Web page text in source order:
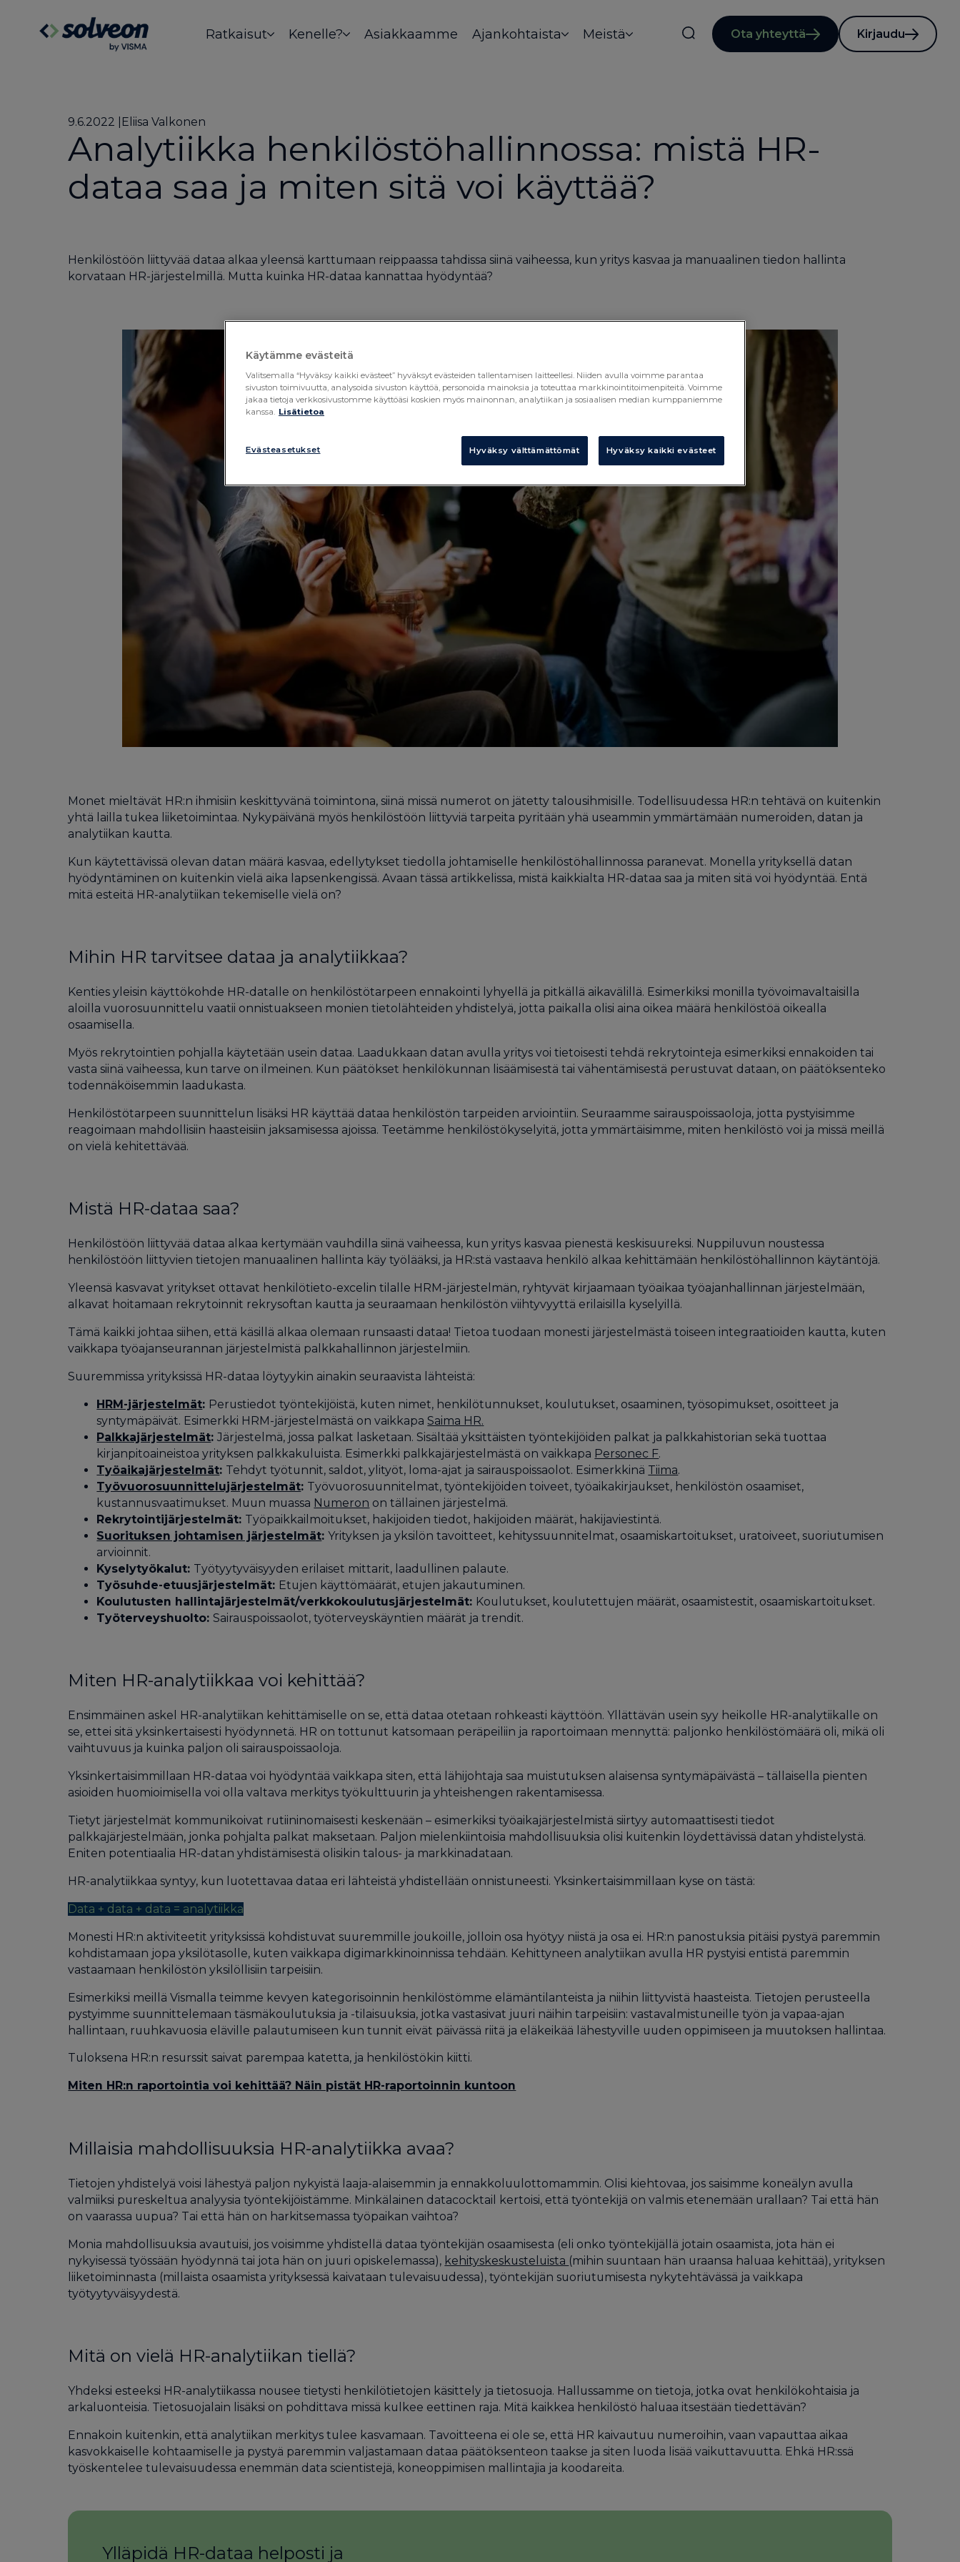
Ratkaisut Kenelle? Asiakkaamme Ajankohtaista Meistä Ota yhteyttä Kirjaudu
9.6.2022 Eliisa Valkonen
Analytiikka henkilöstöhallinnossa: mistä HR-
dataa saa ja miten sitä voi käyttää?
Henkilöstöön liittyvää dataa alkaa yleensä karttumaan reippaassa tahdissa siinä vaiheessa, kun yritys kasvaa ja manuaalinen tiedon hallinta
korvataan HR-järjestelmillä. Mutta kuinka HR-dataa kannattaa hyödyntää?
Monet mieltävät HR:n ihmisiin keskittyvänä toimintona, siinä missä numerot on jätetty talousihmisille. Todellisuudessa HR:n tehtävä on kuitenkin
yhtä lailla tukea liiketoimintaa. Nykypäivänä myös henkilöstöön liittyviä tarpeita pyritään yhä useammin ymmärtämään numeroiden, datan ja
analytiikan kautta.
Kun käytettävissä olevan datan määrä kasvaa, edellytykset tiedolla johtamiselle henkilöstöhallinnossa paranevat. Monella yrityksellä datan
hyödyntäminen on kuitenkin vielä aika lapsenkengissä. Avaan tässä artikkelissa, mistä kaikkialta HR-dataa saa ja miten sitä voi hyödyntää. Entä
mitä esteitä HR-analytiikan tekemiselle vielä on?
Mihin HR tarvitsee dataa ja analytiikkaa?
Kenties yleisin käyttökohde HR-datalle on henkilöstötarpeen ennakointi lyhyellä ja pitkällä aikavälillä. Esimerkiksi monilla työvoimavaltaisilla
aloilla vuorosuunnittelu vaatii onnistuakseen monien tietolähteiden yhdistelyä, jotta paikalla olisi aina oikea määrä henkilöstöä oikealla
osaamisella.
Myös rekrytointien pohjalla käytetään usein dataa. Laadukkaan datan avulla yritys voi tietoisesti tehdä rekrytointeja esimerkiksi ennakoiden tai
vasta siinä vaiheessa, kun tarve on ilmeinen. Kun päätökset henkilökunnan lisäämisestä tai vähentämisestä perustuvat dataan, on päätöksenteko
todennäköisemmin laadukasta.
Henkilöstötarpeen suunnittelun lisäksi HR käyttää dataa henkilöstön tarpeiden arviointiin. Seuraamme sairauspoissaoloja, jotta pystyisimme
reagoimaan mahdollisiin haasteisiin jaksamisessa ajoissa. Teetämme henkilöstökyselyitä, jotta ymmärtäisimme, miten henkilöstö voi ja missä meillä
on vielä kehitettävää.
Mistä HR-dataa saa?
Henkilöstöön liittyvää dataa alkaa kertymään vauhdilla siinä vaiheessa, kun yritys kasvaa pienestä keskisuureksi. Nuppiluvun noustessa
henkilöstöön liittyvien tietojen manuaalinen hallinta käy työlääksi, ja HR:stä vastaava henkilö alkaa kehittämään henkilöstöhallinnon käytäntöjä.
Yleensä kasvavat yritykset ottavat henkilötieto-excelin tilalle HRM-järjestelmän, ryhtyvät kirjaamaan työaikaa työajanhallinnan järjestelmään,
alkavat hoitamaan rekrytoinnit rekrysoftan kautta ja seuraamaan henkilöstön viihtyvyyttä erilaisilla kyselyillä.
Tämä kaikki johtaa siihen, että käsillä alkaa olemaan runsaasti dataa! Tietoa tuodaan monesti järjestelmästä toiseen integraatioiden kautta, kuten
vaikkapa työajanseurannan järjestelmistä palkkahallinnon järjestelmiin.
Suuremmissa yrityksissä HR-dataa löytyykin ainakin seuraavista lähteistä:
HRM-järjestelmät: Perustiedot työntekijöistä, kuten nimet, henkilötunnukset, koulutukset, osaaminen, työsopimukset, osoitteet ja
syntymäpäivät. Esimerkki HRM-järjestelmästä on vaikkapaSaima HR.
Palkkajärjestelmät:Järjestelmä, jossa palkat lasketaan. Sisältää yksittäisten työntekijöiden palkat ja palkkahistorian sekä tuottaa
kirjanpitoaineistoa yrityksen palkkakuluista. Esimerkki palkkajärjestelmästä on vaikkapa Personec F.
Työaikajärjestelmät: Tehdyt työtunnit, saldot, ylityöt, loma-ajat ja sairauspoissaolot. Esimerkkinä Tiima.
Työvuorosuunnittelujärjestelmät: Työvuorosuunnitelmat, työntekijöiden toiveet, työaikakirjaukset, henkilöstön osaamiset,
kustannusvaatimukset. Muun muassa Numeron on tällainen järjestelmä.
Rekrytointijärjestelmät: Työpaikkailmoitukset, hakijoiden tiedot, hakijoiden määrät, hakijaviestintä.
Suorituksen johtamisen järjestelmät:Yrityksen ja yksilön tavoitteet, kehityssuunnitelmat, osaamiskartoitukset, uratoiveet, suoriutumisen
arvioinnit.
Kyselytyökalut: Työtyytyväisyyden erilaiset mittarit, laadullinen palaute.
Työsuhde-etuusjärjestelmät: Etujen käyttömäärät, etujen jakautuminen.
Koulutusten hallintajärjestelmät/verkkokoulutusjärjestelmät: Koulutukset, koulutettujen määrät, osaamistestit, osaamiskartoitukset.
Työterveyshuolto:Sairauspoissaolot, työterveyskäyntien määrät ja trendit.
Miten HR-analytiikkaa voi kehittää?
Ensimmäinen askel HR-analytiikan kehittämiselle on se, että dataa otetaan rohkeasti käyttöön. Yllättävän usein syy heikolle HR-analytiikalle on
se, ettei sitä yksinkertaisesti hyödynnetä. HR on tottunut katsomaan peräpeiliin ja raportoimaan mennyttä: paljonko henkilöstömäärä oli, mikä oli
vaihtuvuus ja kuinka paljon oli sairauspoissaoloja.
Yksinkertaisimmillaan HR-dataa voi hyödyntää vaikkapa siten, että lähijohtaja saa muistutuksen alaisensa syntymäpäivästä – tällaisella pienten
asioiden huomioimisella voi olla valtava merkitys työkulttuurin ja yhteishengen rakentamisessa.
Tietyt järjestelmät kommunikoivat rutiininomaisesti keskenään – esimerkiksi työaikajärjestelmistä siirtyy automaattisesti tiedot
palkkajärjestelmään, jonka pohjalta palkat maksetaan. Paljon mielenkiintoisia mahdollisuuksia olisi kuitenkin löydettävissä datan yhdistelystä.
Eniten potentiaalia HR-datan yhdistämisestä olisikin talous- ja markkinadataan.
HR-analytiikkaa syntyy, kun luotettavaa dataa eri lähteistä yhdistellään onnistuneesti. Yksinkertaisimmillaan kyse on tästä:
Data + data + data = analytiikka
Monesti HR:n aktiviteetit yrityksissä kohdistuvat suuremmille joukoille, jolloin osa hyötyy niistä ja osa ei. HR:n panostuksia pitäisi pystyä paremmin
kohdistamaan jopa yksilötasolle, kuten vaikkapa digimarkkinoinnissa tehdään. Kehittyneen analytiikan avulla HR pystyisi entistä paremmin
vastaamaan henkilöstön yksilöllisiin tarpeisiin.
Esimerkiksi meillä Vismalla teimme kevyen kategorisoinnin henkilöstömme elämäntilanteista ja niihin liittyvistä haasteista. Tietojen perusteella
pystyimme suunnittelemaan täsmäkoulutuksia ja -tilaisuuksia, jotka vastasivat juuri näihin tarpeisiin: vastavalmistuneille työn ja vapaa-ajan
hallintaan, ruuhkavuosia eläville palautumiseen kun tunnit eivät päivässä riitä ja eläkeikää lähestyville uuden oppimiseen ja muutoksen hallintaa.
Tuloksena HR:n resurssit saivat parempaa katetta, ja henkilöstökin kiitti.
Miten HR:n raportointia voi kehittää? Näin pistät HR-raportoinnin kuntoon
Millaisia mahdollisuuksia HR-analytiikka avaa?
Tietojen yhdistelyä voisi lähestyä paljon nykyistä laaja-alaisemmin ja ennakkoluulottomammin. Olisi kiehtovaa, jos saisimme koneälyn avulla
valmiiksi pureskeltua analyysia työntekijöistämme. Minkälainen datacocktail kertoisi, että työntekijä on valmis etenemään urallaan? Tai että hän
on vaarassa uupua? Tai että hän on harkitsemassa työpaikan vaihtoa?
Monia mahdollisuuksia avautuisi, jos voisimme yhdistellä dataa työntekijän osaamisesta (eli onko työntekijällä jotain osaamista, jota hän ei
nykyisessä työssään hyödynnä tai jota hän on juuri opiskelemassa), kehityskeskusteluista (mihin suuntaan hän uraansa haluaa kehittää), yrityksen
liiketoiminnasta (millaista osaamista yrityksessä kaivataan tulevaisuudessa), työntekijän suoriutumisesta nykytehtävässä ja vaikkapa
työtyytyväisyydestä.
Mitä on vielä HR-analytiikan tiellä?
Yhdeksi esteeksi HR-analytiikassa nousee tietysti henkilötietojen käsittely ja tietosuoja. Hallussamme on tietoja, jotka ovat henkilökohtaisia ja
arkaluonteisia. Tietosuojalain lisäksi on pohdittava missä kulkee eettinen raja. Mitä kaikkea henkilöstö haluaa itsestään tiedettävän?
Ennakoin kuitenkin, että analytiikan merkitys tulee kasvamaan. Tavoitteena ei ole se, että HR kaivautuu numeroihin, vaan vapauttaa aikaa
kasvokkaiselle kohtaamiselle ja pystyä paremmin valjastamaan dataa päätöksenteon taakse ja siten luoda lisää vaikuttavuutta. Ehkä HR:ssä
työskentelee tulevaisuudessa enemmän data scientistejä, koneoppimisen mallintajia ja koodareita.
Ylläpidä HR-dataa helposti ja
Käytämme evästeitä
Valitsemalla “Hyväksy kaikki evästeet” hyväksyt evästeiden tallentamisen laitteellesi. Niiden avulla voimme parantaa
sivuston toimivuutta, analysoida sivuston käyttöä, personoida mainoksia ja toteuttaa markkinointitoimenpiteitä. Voimme
jakaa tietoja verkkosivustomme käyttöäsi koskien myös mainonnan, analytiikan ja sosiaalisen median kumppaniemme
kanssa. Lisätietoa
Evästeasetukset Hyväksy välttämättömät Hyväksy kaikki evästeet